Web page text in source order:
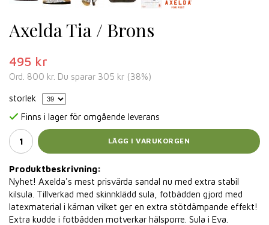
Axelda Tia / Brons
495 kr
Ord. 800 kr. Du sparar 305 kr (38%)
storlek
Finns i lager för omgående leverans
LÄGG I VARUKORGEN
Produktbeskrivning:
Nyhet! Axelda's mest prisvärda sandal nu med extra stabil
kilsula. Tillverkad med skinnklädd sula, fotbädden gjord med
latexmaterial i kärnan vilket ger en extra stötdämpande effekt!
Extra kudde i fotbädden motverkar hälsporre. Sula i Eva.